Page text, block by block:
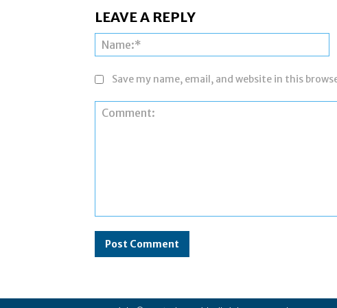
LEAVE A REPLY
Save my name, email, and website in this